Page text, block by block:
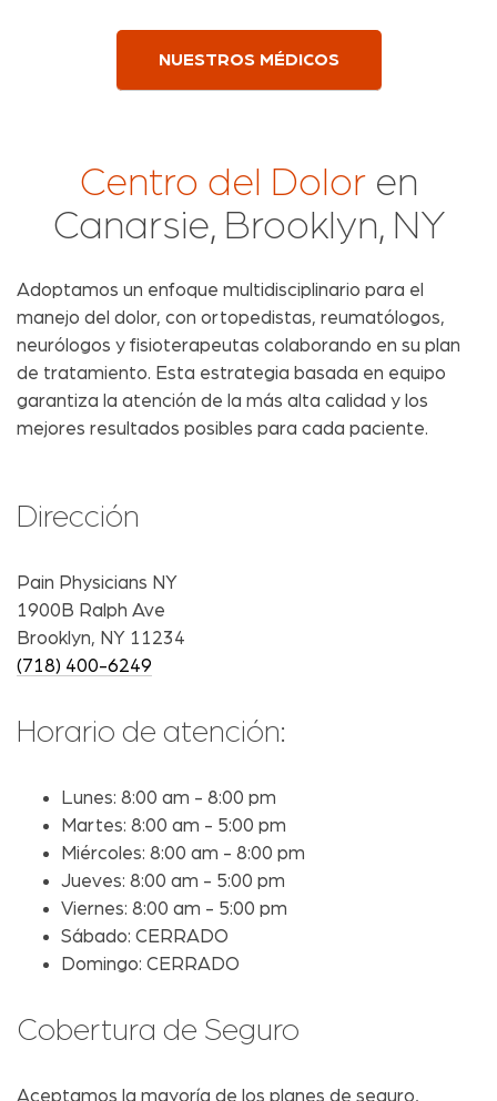
NUESTROS MÉDICOS
Centro del Doloren
Canarsie, Brooklyn, NY
Adoptamos un enfoque multidisciplinario para el
manejo del dolor, con ortopedistas, reumatólogos,
neurólogos y fisioterapeutas colaborando en su plan
de tratamiento. Esta estrategia basada en equipo
garantiza la atención de la más alta calidad y los
mejores resultados posibles para cada paciente.
Dirección
Pain Physicians NY
1900B Ralph Ave
Brooklyn, NY 11234
(718) 400-6249
Horario de atención:
Lunes: 8:00 am - 8:00 pm
Martes: 8:00 am - 5:00 pm
Miércoles: 8:00 am - 8:00 pm
Jueves: 8:00 am - 5:00 pm
Viernes: 8:00 am - 5:00 pm
Sábado: CERRADO
Domingo: CERRADO
Cobertura de Seguro
Aceptamos la mayoría de los planes de seguro,